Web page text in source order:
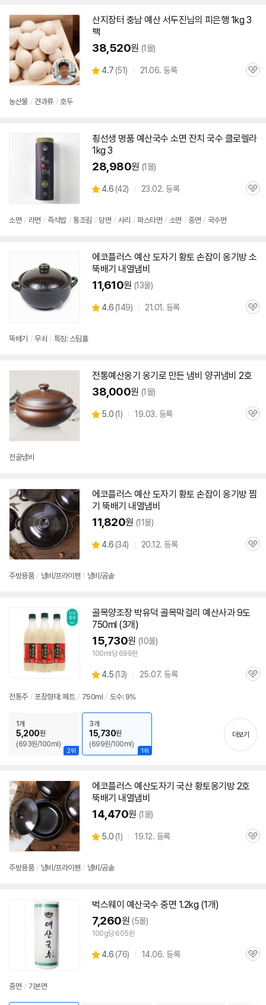
산지장터 충남예산서두진님의 피은행 1kg 3
팩
38,520원 (1몰)
별
4.7 (상
51) 21.06. 등록
관
농산물 / 견과류 / 호두
쵱선생 명품 예산국수 소면 잔치 국수 클로렐라
1kg 3
28,980원 (1몰)
별
4.6 (상
리
42) 23.02. 등록
관
소면 / 라면 / 즉석밥 / 통조림 / 당면 / 사리 / 파스타면 / 소면 / 중면 / 국수면
에코플러스 예산도자기 황토 손잡이 옹기방 소
뚝배기 내열냄비
11,610원 (13몰)
별
4.6 (상
149) 21.01. 등록
관
뚝배기 / 무쇠 / 특징: 스팀홀
전통예산옹기 옹기로 만든 냄비 양귀냄비 2호
38,000원 (1몰)
별
5.0 (상
1) 19.03. 등록
관
전골냄비
에코플러스 예산도자기 황토 손잡이 옹기방 찜
기 뚝배기 내열냄비
11,820원 (11몰)
별
4.6 (상
34) 20.12. 등록
관
주방용품 / 냄비/프라이팬 / 냄비/곰솥
골목양조장 박유덕 골목막걸리 예산사과 9도
750ml (3개)
15,730원 (10몰)
100ml당 699원
별
점
4.5 (상
리
뷰
13) 25.07. 등록
관
전통주 / 포장형태: 페트 / 750ml / 도수: 9%
2위
1개
5,200원
(693원/100ml)
1위
3개
15,730원
(699원/100ml)
더보기
에코플러스 예산도자기 국산 황토옹기방 2호
뚝배기 내열냄비
14,470원 (1몰)
별
5.0 (상
1) 19.12. 등록
관
주방용품 / 냄비/프라이팬 / 냄비/곰솥
벅스웨이 예산국수 중면 1.2kg (1개)
7,260원 (5몰)
100g당 605원
별
4.6 (상
76) 14.06. 등록
관
중면 / 기본면